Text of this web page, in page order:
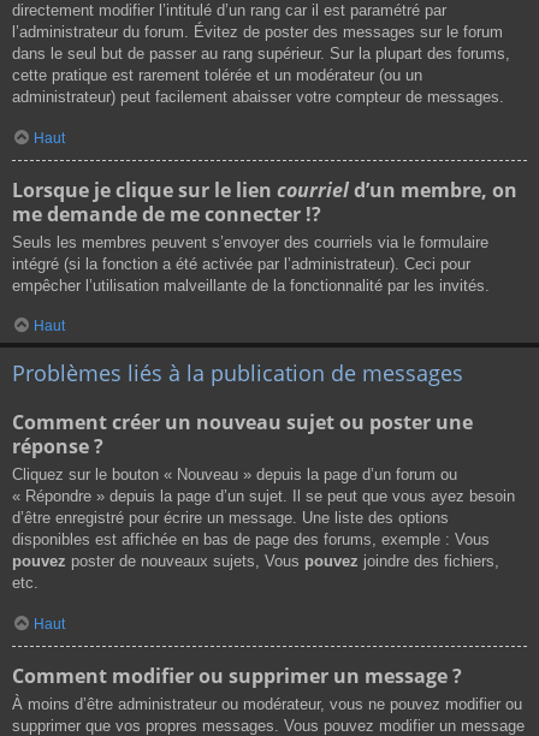
directement modifier l’intitulé d’un rang car il est paramétré par
l’administrateur du forum. Évitez de poster des messages sur le forum
dans le seul but de passer au rang supérieur. Sur la plupart des forums,
cette pratique est rarement tolérée et un modérateur (ou un
administrateur) peut facilement abaisser votre compteur de messages.
Haut
Lorsque je clique sur le lien courrield’un membre, on
me demande de me connecter !?
Seuls les membres peuvent s’envoyer des courriels via le formulaire
intégré (si la fonction a été activée par l’administrateur). Ceci pour
empêcher l’utilisation malveillante de la fonctionnalité par les invités.
Haut
Problèmes liés à la publication de messages
Comment créer un nouveau sujet ou poster une
réponse ?
Cliquez sur le bouton « Nouveau » depuis la page d’un forum ou
« Répondre » depuis la page d’un sujet. Il se peut que vous ayez besoin
d’être enregistré pour écrire un message. Une liste des options
disponibles est affichée en bas de page des forums, exemple : Vous
pouvez poster de nouveaux sujets, Vous pouvez joindre des fichiers,
etc.
Haut
Comment modifier ou supprimer un message ?
À moins d’être administrateur ou modérateur, vous ne pouvez modifier ou
supprimer que vos propres messages. Vous pouvez modifier un message